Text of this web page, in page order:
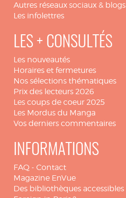
Autres réseaux sociaux & blogs
Les infolettres
LES + CONSULTÉS
Les nouveautés
Horaires et fermetures
Nos sélections thématiques
Prix des lecteurs 2026
Les coups de coeur 2025
Les Mordus du Manga
Vos derniers commentaires
INFORMATIONS
FAQ - Contact
Magazine EnVue
Des bibliothèques accessibles